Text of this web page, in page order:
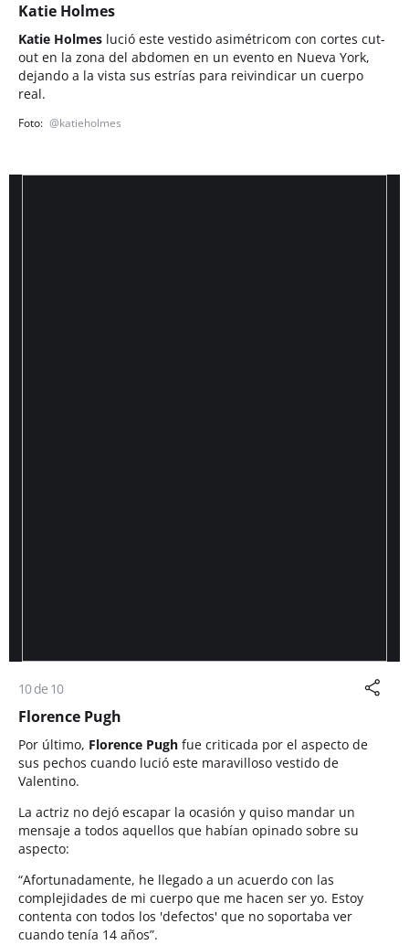
Katie Holmes
Katie Holmes lució este vestido asimétricom con cortes cut-
out en la zona del abdomen en un evento en Nueva York,
dejando a la vista sus estrías para reivindicar un cuerpo
real.
@katieholmes
10 de 10
Florence Pugh
Por último, Florence Pugh fue criticada por el aspecto de
sus pechos cuando lució este maravilloso vestido de
Valentino.
La actriz no dejó escapar la ocasión y quiso mandar un
mensaje a todos aquellos que habían opinado sobre su
aspecto:
“Afortunadamente, he llegado a un acuerdo con las
complejidades de mi cuerpo que me hacen ser yo. Estoy
contenta con todos los 'defectos' que no soportaba ver
cuando tenía 14 años”.